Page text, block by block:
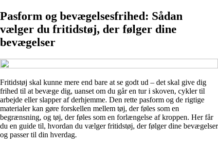
Pasform og bevægelsesfrihed: Sådan
vælger du fritidstøj, der følger dine
bevægelser
Fritidstøj skal kunne mere end bare at se godt ud – det skal give dig
frihed til at bevæge dig, uanset om du går en tur i skoven, cykler til
arbejde eller slapper af derhjemme. Den rette pasform og de rigtige
materialer kan gøre forskellen mellem tøj, der føles som en
begrænsning, og tøj, der føles som en forlængelse af kroppen. Her får
du en guide til, hvordan du vælger fritidstøj, der følger dine bevægelser
og passer til din hverdag.